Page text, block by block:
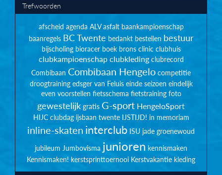
Trefwoorden
afscheid agenda ALV asfalt baankampioenschap
baanregels BC Twente bedankt bestellen bestuur
bijscholing bioracer boek brons clinic clubhuis
clubkampioenschapclubkleding clubrecord
Combibaan Combibaan Hengelo competitie
droogtraining edsger van Feluis einde seizoen eindelijk
even voorstellen fietsschema fietstraining foto
gewestelijk gratis G-sport HengeloSport
HIJC clubdag ijsbaan twente IJSTIJD! in memoriam
inline-skaten interclub ISU jade groenewoud
jubileum Jumbovisma junioren kennismaken
Kennismaken! kerstsprinttoernooi Kerstvakantie kleding